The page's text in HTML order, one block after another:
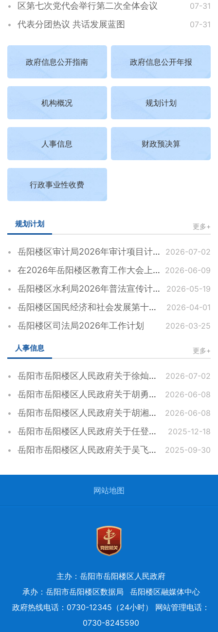
区第七次党代会举行第二次全体会议 07-31
代表分团热议 共话发展蓝图 07-31
政府信息公开指南 政府信息公开年报
机构概况 规划计划
人事信息 财政预决算
行政事业性收费
规划计划 更多+
岳阳楼区审计局2026年审计项目计划 2026-07-02
在2026年岳阳楼区教育工作大会上的讲话 2026-06-09
岳阳楼区水利局2026年普法宣传计划 2026-05-19
岳阳楼区国民经济和社会发展第十五个五年规划纲要 2026-04-01
岳阳楼区司法局2026年工作计划 2026-03-25
人事信息 更多+
岳阳市岳阳楼区人民政府关于徐灿松同志任职的通知 2026-07-02
岳阳市岳阳楼区人民政府关于胡勇等同志职务任免的通知 2026-06-08
岳阳市岳阳楼区人民政府关于胡湘裕等同志职务任免的通知 2026-06-08
岳阳市岳阳楼区人民政府关于任登科等同志职务免职的通知 2025-12-18
岳阳市岳阳楼区人民政府关于吴飞跃等同志职务任免的通知 2025-09-30
网站地图
主办：岳阳市岳阳楼区人民政府
承办：岳阳市岳阳楼区数据局
岳阳楼区融媒体中心
政府热线电话：0730-12345（24小时） 网站管理电话：
0730-8245590